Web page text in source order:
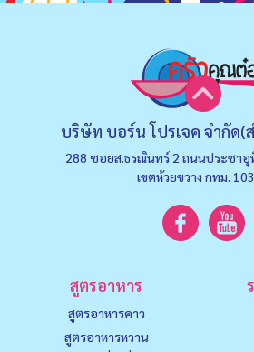
บริษัท บอร์น โปรเจค จำกัด(
288 ซอยส.ธรณินทร์ 2 ถนนประชาอุ
เขตห้วยขวาง กทม.
สูตรอาหาร
สูตรอาหารคาว
สูตรอาหารหวาน